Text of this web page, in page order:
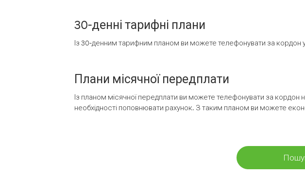
30-денні тарифні плани
Із 30-денним тарифним планом ви можете телефонувати за кордон
Плани місячної передплати
Із планом місячної передплати ви можете телефонувати за кордон
необхідності поповнювати рахунок. З таким планом ви можете